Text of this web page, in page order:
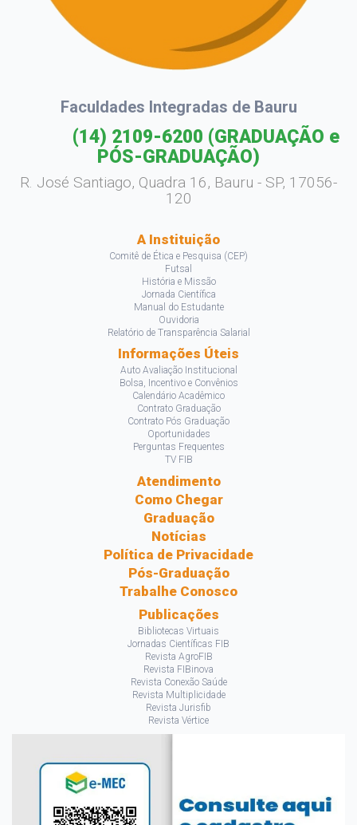
Faculdades Integradas de Bauru
(14) 2109-6200 (GRADUAÇÃO e
PÓS-GRADUAÇÃO)
R. José Santiago, Quadra 16, Bauru - SP, 17056-
120
A Instituição
Comitê de Ética e Pesquisa (CEP)
Futsal
História e Missão
Jornada Científica
Manual do Estudante
Ouvidoria
Relatório de Transparência Salarial
Informações Úteis
Auto Avaliação Institucional
Bolsa, Incentivo e Convênios
Calendário Acadêmico
Contrato Graduação
Contrato Pós Graduação
Oportunidades
Perguntas Frequentes
TV FIB
Atendimento
Como Chegar
Graduação
Notícias
Política de Privacidade
Pós-Graduação
Trabalhe Conosco
Publicações
Bibliotecas Virtuais
Jornadas Científicas FIB
Revista AgroFIB
Revista FIBinova
Revista Conexão Saúde
Revista Multiplicidade
Revista Jurisfib
Revista Vértice